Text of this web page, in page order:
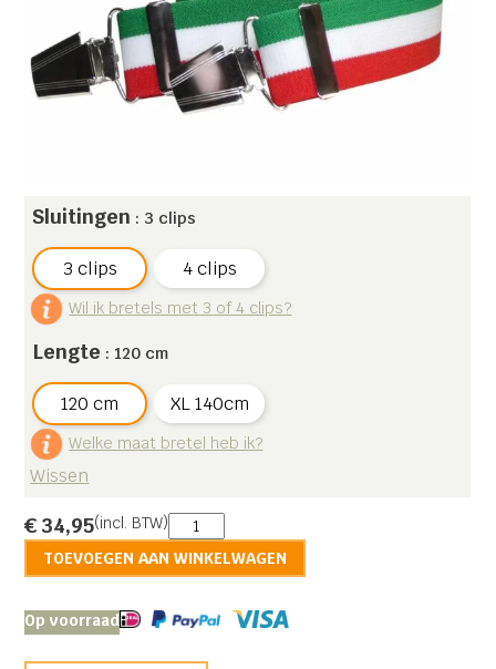
Sluitingen : 3 clips
3 clips 4 clips
Wil ik bretels met 3 of 4 clips?
Lengte : 120 cm
120 cm XL 140cm
Welke maat bretel heb ik?
Wissen
€34,95(incl. BTW) Italiaanse
Vlag
bretel
aantal
TOEVOEGEN AAN WINKELWAGEN
Op voorraad